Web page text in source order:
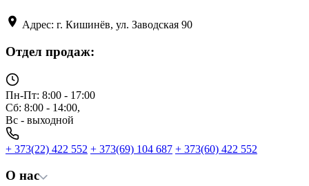
Адрес: г. Кишинёв, ул. Заводская 90
Отдел продаж:
Пн-Пт: 8:00 - 17:00
Сб: 8:00 - 14:00,
Вс - выходной
+ 373(22) 422 552 + 373(69) 104 687 + 373(60) 422 552
О нас